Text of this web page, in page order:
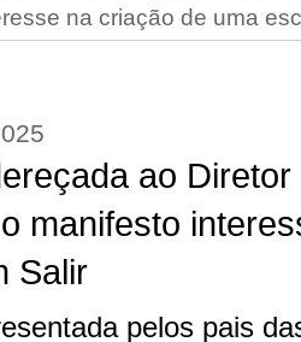
na criação de uma
ao
manifesto
Salir
pelos pais